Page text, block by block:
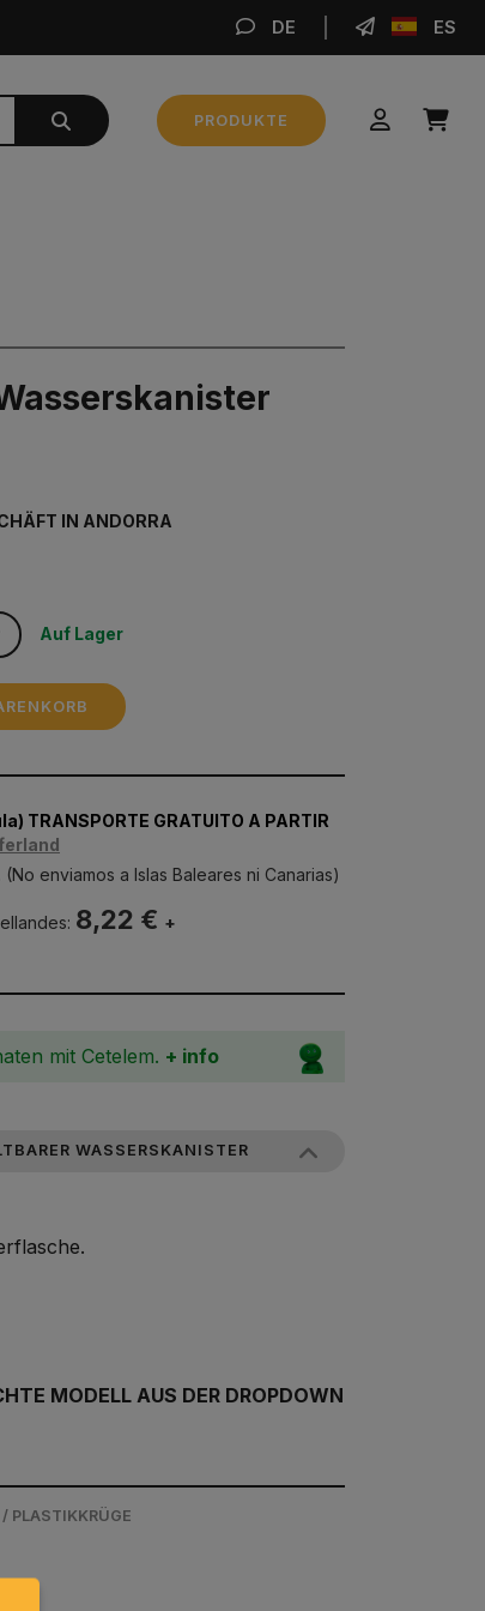
DE ES
PRODUKTE
IN ANDORRA
Auf Lager
TRANSPORTE GRATUITO A PARTIR
enviamos a Islas Baleares ni Canarias)
8,22 € +
mit Cetelem. + info
WASSERSKANISTER
MODELL AUS DER DROPDOWN
PLASTIKKRÜGE